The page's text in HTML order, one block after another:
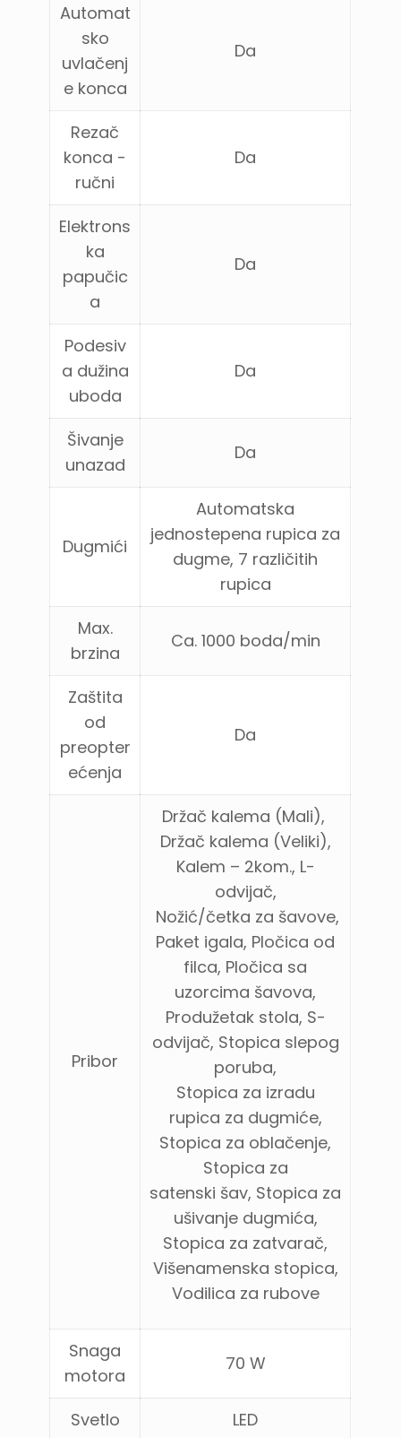
Automat
sko
uvlačenj
e konca
Da
Rezač
konca -
ručni
Da
Elektrons
ka
papučic
a
Da
Podesiv
a dužina
uboda
Da
Šivanje
unazad
Da
Dugmići
Automatska
jednostepena rupica za
dugme, 7 različitih
rupica
Max.
brzina
Ca. 1000 boda/min
Zaštita
od
preopter
ećenja
Da
Pribor
Držač kalema (Mali),
Držač kalema (Veliki),
Kalem – 2kom., L-
odvijač,
Nožić/četka za šavove,
Paket igala, Pločica od
filca, Pločica sa
uzorcima šavova,
Produžetak stola, S-
odvijač, Stopica slepog
poruba,
Stopica za izradu
rupica za dugmiće,
Stopica za oblačenje,
Stopica za
satenski šav, Stopica za
ušivanje dugmića,
Stopica za zatvarač,
Višenamenska stopica,
Vodilica za rubove
Snaga
motora
70 W
Svetlo LED